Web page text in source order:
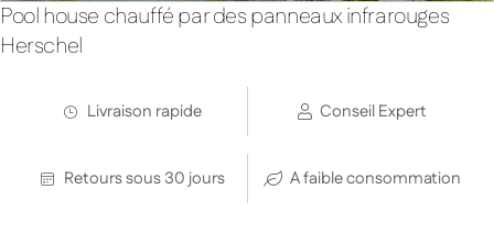
Pool house chauffé par des panneaux infrarouges
Herschel
Livraison rapide Conseil Expert
Retours sous 30 jours A faible consommation